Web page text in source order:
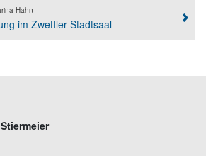
Hahn
im Zwettler Stadtsaal